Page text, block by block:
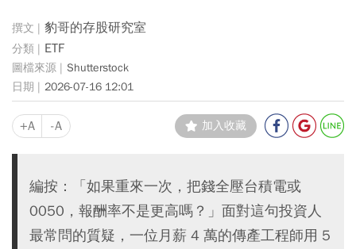
豹哥的存股研究室
ETF
Shutterstock
2026-07-16 12:01
+A -A 加入收藏
編按：「如果重來一次，把錢全壓台積電或
0050，報酬率不是更高嗎？」面對這句投資人
最常問的質疑，一位月薪 4 萬的傳產工程師用 5